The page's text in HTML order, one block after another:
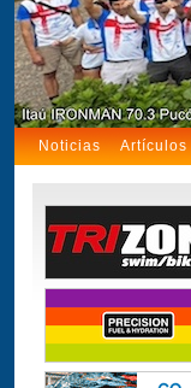
Noticias Artículos